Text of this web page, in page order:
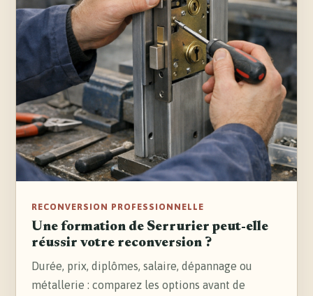
RECONVERSION PROFESSIONNELLE
Une formation de Serrurier peut-elle
réussir votre reconversion ?
Durée, prix, diplômes, salaire, dépannage ou
métallerie : comparez les options avant de